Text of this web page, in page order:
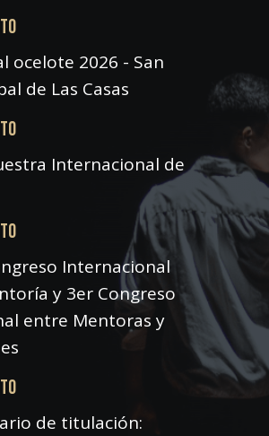
ocelote 2026 - San
de Las Casas
Internacional de
Internacional
y 3er Congreso
entre Mentoras y
de titulación: